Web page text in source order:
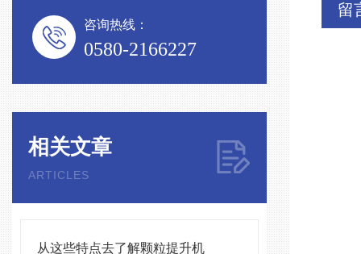
咨询热线：
0580-2166227
相关文章
ARTICLES
从这些特点去了解颗粒提升机
留